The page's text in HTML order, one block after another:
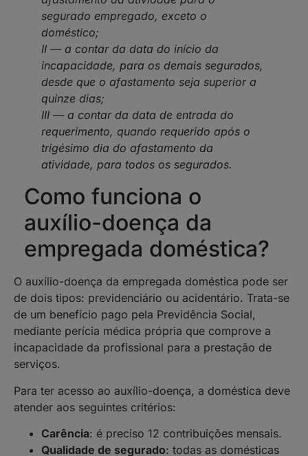
segurado empregado, exceto o
doméstico;
II — a contar da data do início da
incapacidade, para os demais segurados,
desde que o afastamento seja superior a
quinze dias;
III — a contar da data de entrada do
requerimento, quando requerido após o
trigésimo dia do afastamento da
atividade, para todos os segurados.
Como funciona o
auxílio-doença da
empregada doméstica?
O auxílio-doença da empregada doméstica pode ser
de dois tipos: previdenciário ou acidentário. Trata-se
de um benefício pago pela Previdência Social,
mediante perícia médica própria que comprove a
incapacidade da profissional para a prestação de
serviços.
Para ter acesso ao auxílio-doença, a doméstica deve
atender aos seguintes critérios:
Carência: é preciso 12 contribuições mensais.
Qualidade de segurado: todas as domésticas